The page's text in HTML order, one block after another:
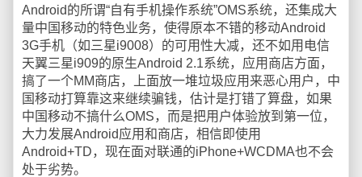
Android的所谓“自有手机操作系统”OMS系统，还集成大
量中国移动的特色业务，使得原本不错的移动Android
3G手机（如三星i9008）的可用性大减，还不如用电信
天翼三星i909的原生Android 2.1系统，应用商店方面，
搞了一个MM商店，上面放一堆垃圾应用来恶心用户，中
国移动打算靠这来继续骗钱，估计是打错了算盘，如果
中国移动不搞什么OMS，而是把用户体验放到第一位，
大力发展Android应用和商店，相信即使用
Android+TD，现在面对联通的iPhone+WCDMA也不会
处于劣势。